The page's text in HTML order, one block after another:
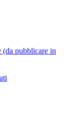
(da pubblicare in